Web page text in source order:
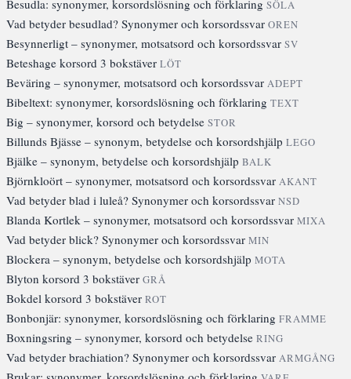
Besudla: synonymer, korsordslösning och förklaring SÖLA
Vad betyder besudlad? Synonymer och korsordssvar OREN
Besynnerligt – synonymer, motsatsord och korsordssvar SV
Beteshage korsord 3 bokstäver LÖT
Beväring – synonymer, motsatsord och korsordssvar ADEPT
Bibeltext: synonymer, korsordslösning och förklaring TEXT
Big – synonymer, korsord och betydelse STOR
Billunds Bjässe – synonym, betydelse och korsordshjälp LEGO
Bjälke – synonym, betydelse och korsordshjälp BALK
Björnkloört – synonymer, motsatsord och korsordssvar AKANT
Vad betyder blad i luleå? Synonymer och korsordssvar NSD
Blanda Kortlek – synonymer, motsatsord och korsordssvar MIXA
Vad betyder blick? Synonymer och korsordssvar MIN
Blockera – synonym, betydelse och korsordshjälp MOTA
Blyton korsord 3 bokstäver GRÅ
Bokdel korsord 3 bokstäver ROT
Bonbonjär: synonymer, korsordslösning och förklaring FRAMME
Boxningsring – synonymer, korsord och betydelse RING
Vad betyder brachiation? Synonymer och korsordssvar ARMGÅNG